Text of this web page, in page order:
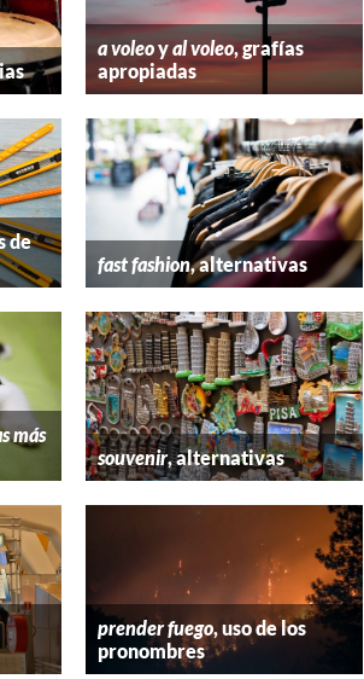
a voleoyal voleo, grafías
apropiadas
de
fast fashion, alternativas
más
souvenir, alternativas
prender fuego, uso de los
pronombres